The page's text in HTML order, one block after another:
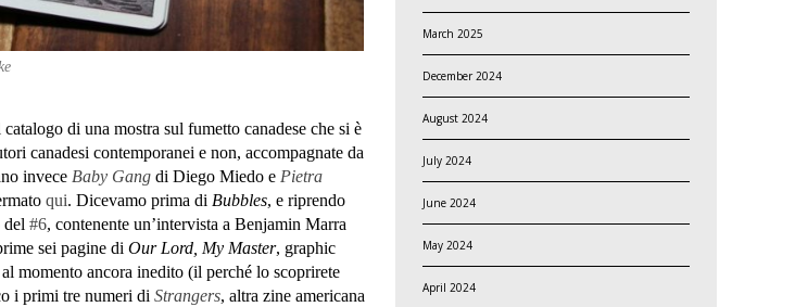
di una mostra sul fumetto canadese che si è
canadesi contemporanei e non, accompagnate da
invece Baby Gang di Diego Miedo e Pietra
qui. Dicevamo prima di Bubbles, e riprendo
del#6, contenente un’intervista a Benjamin Marra
sei pagine diOur Lord, My Master, graphic
momento ancora inedito (il perché lo scoprirete
i primi tre numeri diStrangers, altra zine americana
March 2025
December 2024
August 2024
July 2024
June 2024
May 2024
April 2024